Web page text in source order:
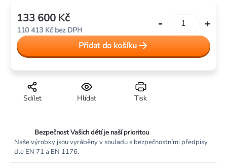
Tisk
Hlídat
Sdílet
133 600 Kč
110 413 Kčbez DPH
cena:
Přidat do košíku
Bezpečnost Vašich dětí je naší prioritou
Naše výrobky jsou vyráběny v souladu s bezpečnostními předpisy
dle EN 71 a EN 1176.